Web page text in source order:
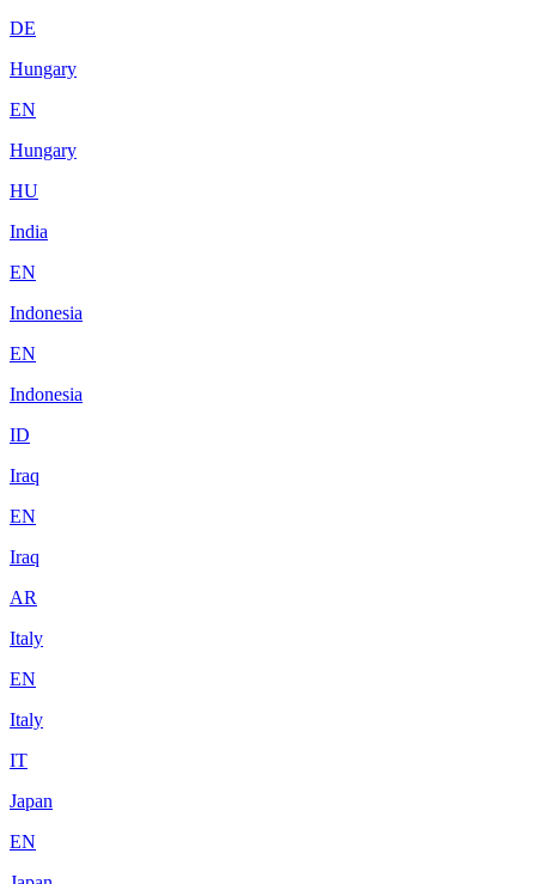
DE
Hungary
EN
Hungary
HU
India
EN
Indonesia
EN
Indonesia
ID
Iraq
EN
Iraq
AR
Italy
EN
Italy
IT
Japan
EN